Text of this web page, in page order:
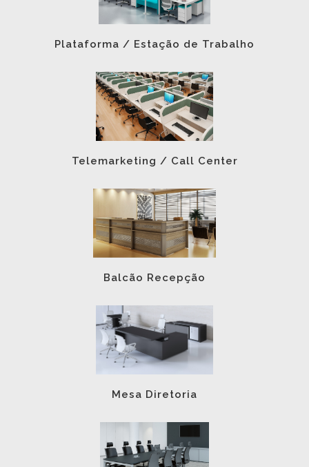
Plataforma / Estação de Trabalho
Telemarketing / Call Center
Balcão Recepção
Mesa Diretoria